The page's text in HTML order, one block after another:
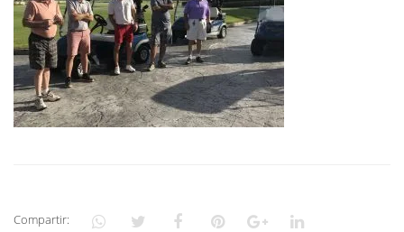
Compartir: